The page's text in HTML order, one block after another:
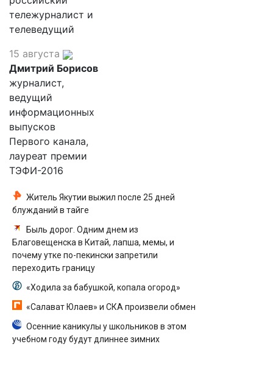
тележурналист и
телеведущий
15 августа
Дмитрий Борисов
журналист,
ведущий
информационных
выпусков
Первого канала,
лауреат премии
ТЭФИ-2016
Житель Якутии выжил после 25 дней
блужданий в тайге
Быль дорог. Одним днем из
Благовещенска в Китай, лапша, мемы, и
почему утке по-пекински запретили
переходить границу
«Ходила за бабушкой, копала огород»
«Салават Юлаев» и СКА произвели обмен
Осенние каникулы у школьников в этом
учебном году будут длиннее зимних